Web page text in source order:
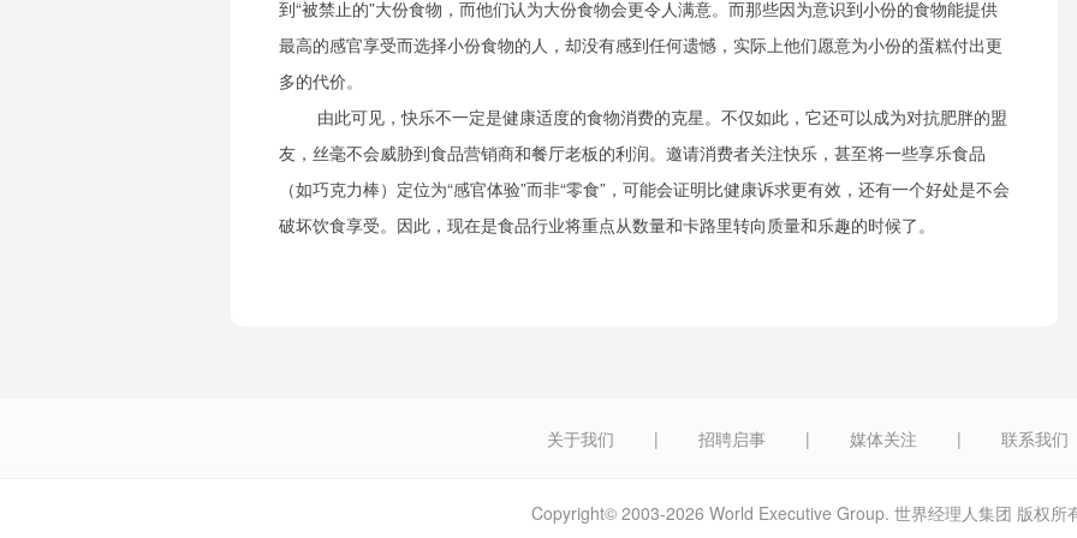
到“被禁止的”大份食物，而他们认为大份食物会更令人满意。而那些因为意识到小份的食物能提供
最高的感官享受而选择小份食物的人，却没有感到任何遗憾，实际上他们愿意为小份的蛋糕付出更
多的代价。
由此可见，快乐不一定是健康适度的食物消费的克星。不仅如此，它还可以成为对抗肥胖的盟
友，丝毫不会威胁到食品营销商和餐厅老板的利润。邀请消费者关注快乐，甚至将一些享乐食品
（如巧克力棒）定位为“感官体验”而非“零食”，可能会证明比健康诉求更有效，还有一个好处是不会
破坏饮食享受。因此，现在是食品行业将重点从数量和卡路里转向质量和乐趣的时候了。
关于我们 | 招聘启事 | 媒体关注 | 联系我们
Copyright© 2003-2026 World Executive Group. 世界经理人集团 版权所